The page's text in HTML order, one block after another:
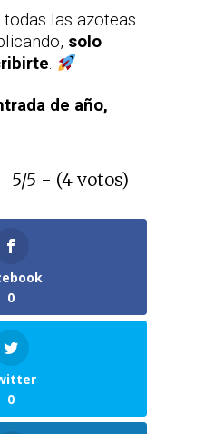
las azoteas
solo
.
de año,
5/5 - (4 votos)
0
0